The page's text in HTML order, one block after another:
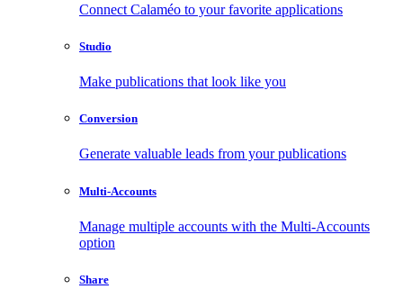
Connect Calaméo to your favorite applications
Studio
Make publications that look like you
Conversion
Generate valuable leads from your publications
Multi-Accounts
Manage multiple accounts with the Multi-Accounts
option
Share